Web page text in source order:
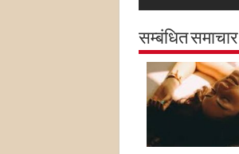
सम्बंधित समाचार